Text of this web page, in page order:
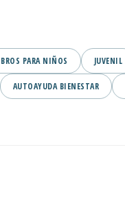
PARA NIÑOS JUVENIL
AUTOAYUDA BIENESTAR